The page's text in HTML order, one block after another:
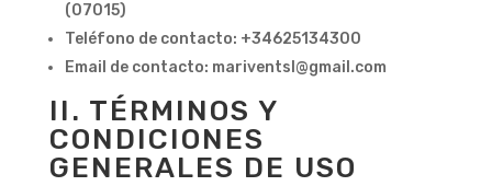
(07015)
Teléfono de contacto: +34625134300
Email de contacto: mariventsl@gmail.com
II. TÉRMINOS Y
CONDICIONES
GENERALES DE USO